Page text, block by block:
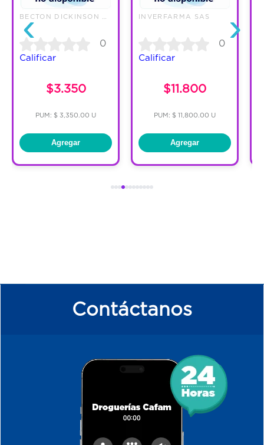
‹ 0
Calificar
$3.350
PUM: $ 3,350.00 U
Agregar
INVERFARMA SAS
0
Calificar
$11.800
PUM: $ 11,800.00 U
Agregar
›
Contáctanos